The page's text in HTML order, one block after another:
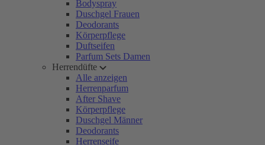
Bodyspray
Duschgel Frauen
Deodorants
Körperpflege
Duftseifen
Parfum Sets Damen
Herrendüfte
Alle anzeigen
Herrenparfum
After Shave
Körperpflege
Duschgel Männer
Deodorants
Herrenseife